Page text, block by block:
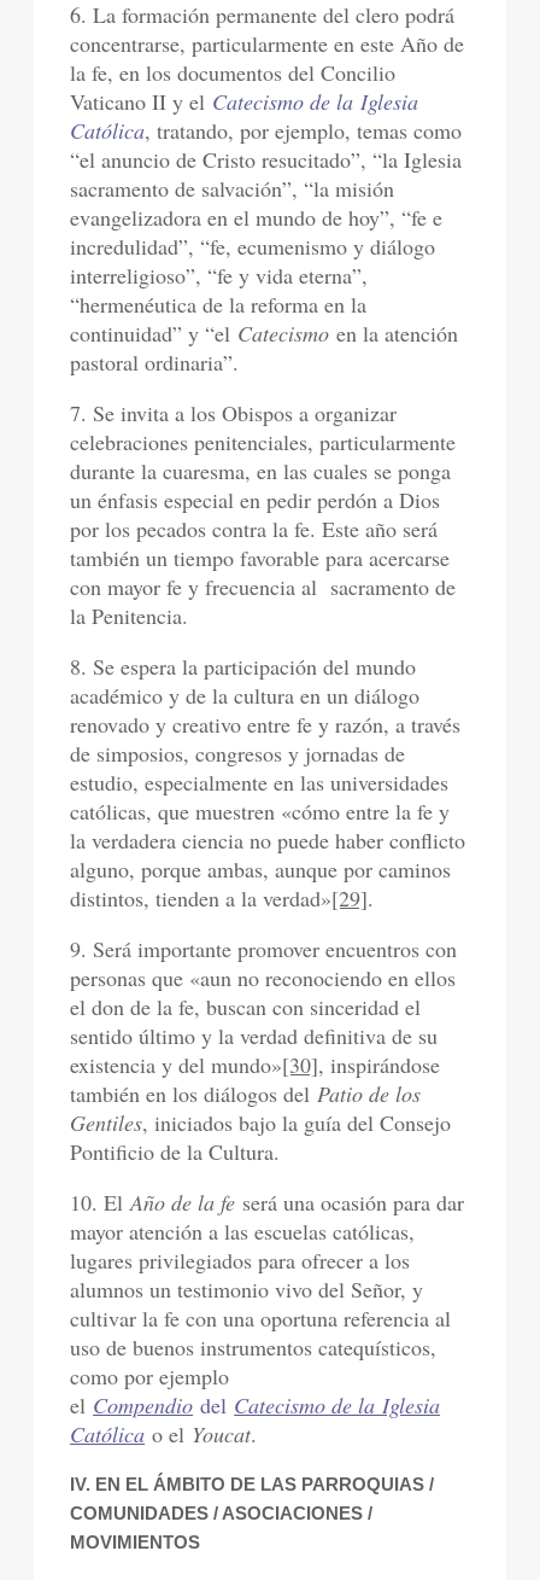
6. La formación permanente del clero podrá
concentrarse, particularmente en este Año de
la fe, en los documentos del Concilio
Vaticano II y el Catecismo de la Iglesia
Católica, tratando, por ejemplo, temas como
“el anuncio de Cristo resucitado”, “la Iglesia
sacramento de salvación”, “la misión
evangelizadora en el mundo de hoy”, “fe e
incredulidad”, “fe, ecumenismo y diálogo
interreligioso”, “fe y vida eterna”,
“hermenéutica de la reforma en la
continuidad” y “el Catecismo en la atención
pastoral ordinaria”.
7. Se invita a los Obispos a organizar
celebraciones penitenciales, particularmente
durante la cuaresma, en las cuales se ponga
un énfasis especial en pedir perdón a Dios
por los pecados contra la fe. Este año será
también un tiempo favorable para acercarse
con mayor fe y frecuencia al sacramento de
la Penitencia.
8. Se espera la participación del mundo
académico y de la cultura en un diálogo
renovado y creativo entre fe y razón, a través
de simposios, congresos y jornadas de
estudio, especialmente en las universidades
católicas, que muestren «cómo entre la fe y
la verdadera ciencia no puede haber conflicto
alguno, porque ambas, aunque por caminos
distintos, tienden a la verdad»[29].
9. Será importante promover encuentros con
personas que «aun no reconociendo en ellos
el don de la fe, buscan con sinceridad el
sentido último y la verdad definitiva de su
existencia y del mundo»[30], inspirándose
también en los diálogos delPatio de los
Gentiles, iniciados bajo la guía del Consejo
Pontificio de la Cultura.
10. ElAño de la fe será una ocasión para dar
mayor atención a las escuelas católicas,
lugares privilegiados para ofrecer a los
alumnos un testimonio vivo del Señor, y
cultivar la fe con una oportuna referencia al
uso de buenos instrumentos catequísticos,
como por ejemplo
el Compendio del Catecismo de la Iglesia
Católica o el Youcat.
IV. EN EL ÁMBITO DE LAS PARROQUIAS /
COMUNIDADES / ASOCIACIONES /
MOVIMIENTOS